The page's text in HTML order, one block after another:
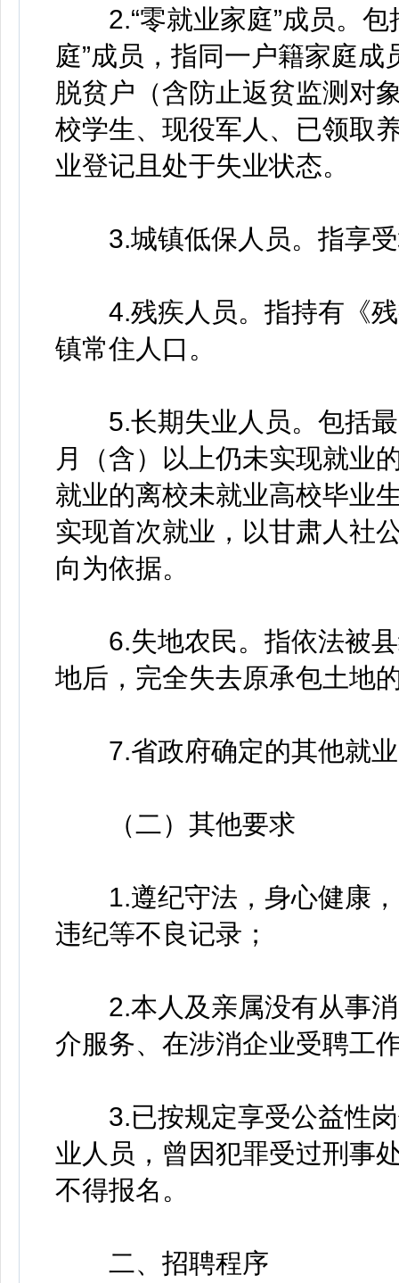
2.“零就业家庭”成员。包
庭”成员，指同一户籍家庭
脱贫户（含防止返贫监测对
校学生、现役军人、已领取
业登记且处于失业状态。
3.城镇低保人员。指享受
4.残疾人员。指持有《残
镇常住人口。
5.长期失业人员。包括最
月（含）以上仍未实现就业
就业的离校未就业高校毕业
实现首次就业，以甘肃人社
向为依据。
6.失地农民。指依法被县
地后，完全失去原承包土地
7.省政府确定的其他就业
（二）其他要求
1.遵纪守法，身心健康，
违纪等不良记录；
2.本人及亲属没有从事消
介服务、在涉消企业受聘工
3.已按规定享受公益性岗
业人员，曾因犯罪受过刑事
不得报名。
二、招聘程序